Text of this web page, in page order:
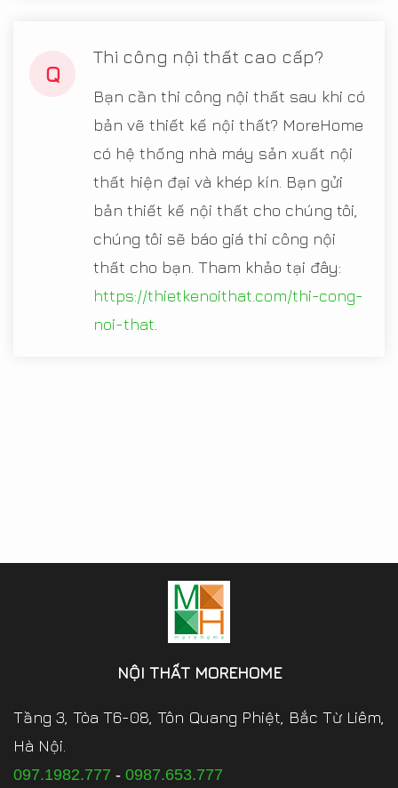
Q
Thi công nội thất cao cấp?
Bạn cần thi công nội thất sau khi có
bản vẽ thiết kế nội thất? MoreHome
có hệ thống nhà máy sản xuất nội
thất hiện đại và khép kín. Bạn gửi
bản thiết kế nội thất cho chúng tôi,
chúng tôi sẽ báo giá thi công nội
thất cho bạn. Tham khảo tại đây:
https://thietkenoithat.com/thi-cong-
noi-that
NỘI THẤT MOREHOME
Tầng 3, Tòa T6-08, Tôn Quang Phiệt, Bắc Từ Liêm,
Hà Nội.
097.1982.777 - 0987.653.777